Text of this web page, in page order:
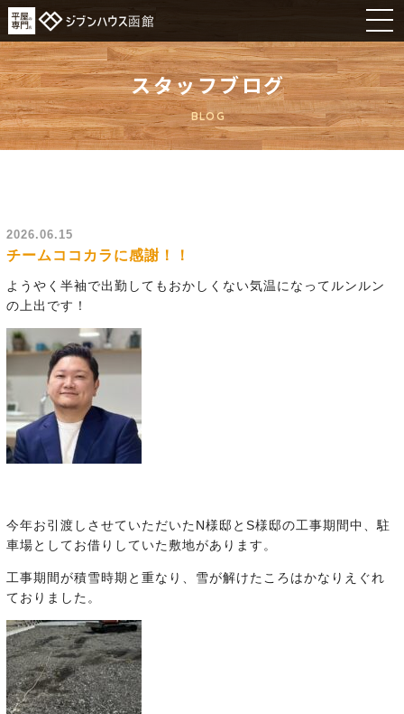
スタッフブログ
BLOG
2026.06.15
チームココカラに感謝！！
ようやく半袖で出勤してもおかしくない気温になってルンルン
の上出です！
今年お引渡しさせていただいたN様邸とS様邸の工事期間中、駐
車場としてお借りしていた敷地があります。
工事期間が積雪時期と重なり、雪が解けたころはかなりえぐれ
ておりました。